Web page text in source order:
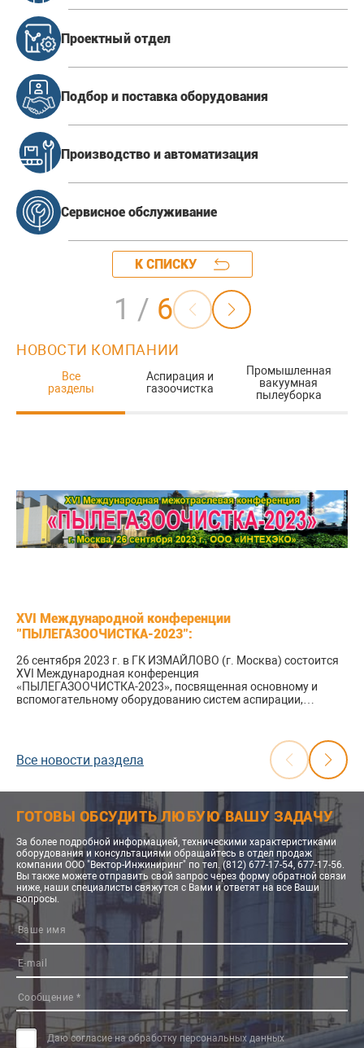
Проектный отдел
Подбор и поставка оборудования
Производство и автоматизация
Сервисное обслуживание
К СПИСКУ
1 / 6
НОВОСТИ КОМПАНИИ
Все
разделы
Аспирация и
газоочистка
Промышленная
вакуумная
пылеуборка
XVI Международной конференции
"ПЫЛЕГАЗООЧИСТКА-2023":
26 сентября 2023 г. в ГК ИЗМАЙЛОВО (г. Москва) состоится
XVI Международная конференция
«ПЫЛЕГАЗООЧИСТКА-2023», посвященная основному и
вспомогательному оборудованию систем аспирации,
бумажной, химической и других отраслей промышленности.
Международная конференция «ПЫЛЕГАЗООЧИСТКА»
ежегодно проводится ООО «ИНТЕХЭКО» с 2008 года и
комплексно охватывает основные решения и оборудование
для защиты атмосферы от промышленных выбросов:
системы очистки газов и воздуха от пыли, золы, диоксида
меркаптанов и других вредных веществ.
Все новости раздела
ГОТОВЫ ОБСУДИТЬ ЛЮБУЮ ВАШУ ЗАДАЧУ
За более подробной информацией, техническими характеристиками
оборудования и консультациями обращайтесь в отдел продаж
компании ООО "Вектор-Инжиниринг" по тел. (812) 677-17-54, 677-17-56.
Вы также можете отправить свой запрос через форму обратной связи
ниже, наши специалисты свяжутся с Вами и ответят на все Ваши
вопросы.
Даю согласие на обработку персональных данных